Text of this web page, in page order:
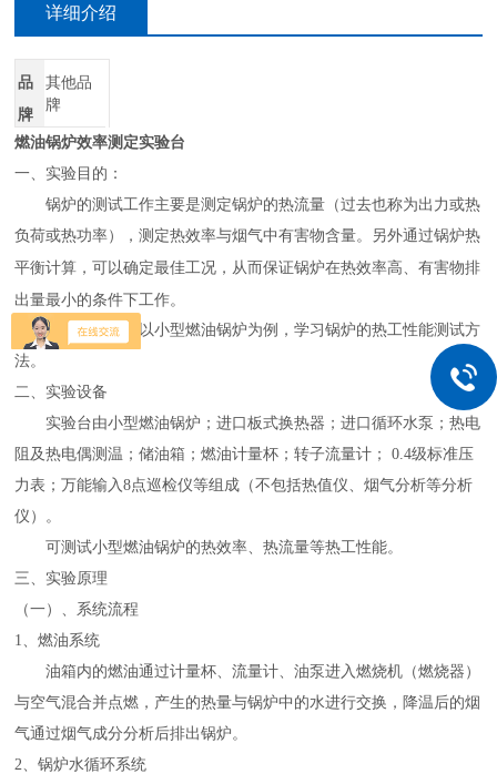
详细介绍
品
牌
其他品
牌
燃油锅炉效率测定实验台
一、实验目的：
锅炉的测试工作主要是测定锅炉的热流量（过去也称为出力或热
负荷或热功率），测定热效率与烟气中有害物含量。另外通过锅炉热
平衡计算，可以确定最佳工况，从而保证锅炉在热效率高、有害物排
出量最小的条件下工作。
本试验以小型以小型燃油锅炉为例，学习锅炉的热工性能测试方
法。
二、实验设备
实验台由小型燃油锅炉；进口板式换热器；进口循环水泵；热电
阻及热电偶测温；储油箱；燃油计量杯；转子流量计；
0.4级标准压
力表；万能输入8点巡检仪等组成（不包括热值仪、烟气分析等分析
仪）。
可测试小型燃油锅炉的热效率、热流量等热工性能。
三、实验原理
（一）、系统流程
1、燃油系统
油箱内的燃油通过计量杯、流量计、油泵进入燃烧机（燃烧器）
与空气混合并点燃，产生的热量与锅炉中的水进行交换，降温后的烟
气通过烟气成分分析后排出锅炉。
2、锅炉水循环系统